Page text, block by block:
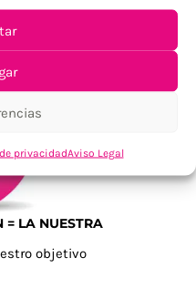
privacidadAviso Legal
consultar
= LA NUESTRA
objetivo